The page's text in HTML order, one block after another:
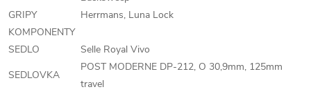
GRIPY
Herrmans, Luna Lock
KOMPONENTY
SEDLO
Selle Royal Vivo
SEDLOVKA
POST MODERNE DP-212, O 30,9mm, 125mm
travel